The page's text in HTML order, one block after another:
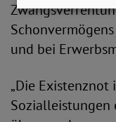
und bei
„Die Existenznot
Sozialleistungen